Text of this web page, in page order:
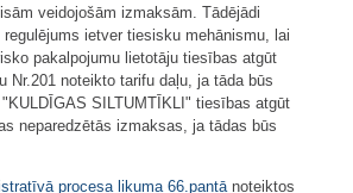
veidojošām izmaksām. Tādējādi
ietver tiesisku mehānismu, lai
pakalpojumu lietotāju tiesības atgūt
Nr.201 noteikto tarifu daļu, ja tāda būs
SILTUMTĪKLI" tiesības atgūt
neparedzētās izmaksas, ja tādas būs
procesa likuma 66.pantā noteiktos